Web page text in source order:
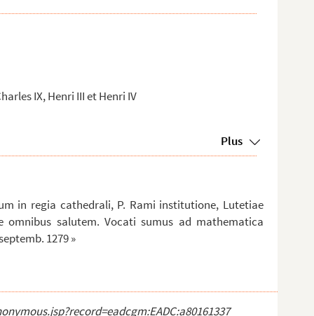
IX, Henri III et Henri IV
Plus
in regia cathedrali, P. Rami institutione, Lutetiae
omnibus salutem. Vocati sumus ad mathematica
1279 »